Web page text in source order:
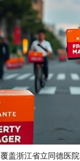
盖浙江省立同德医